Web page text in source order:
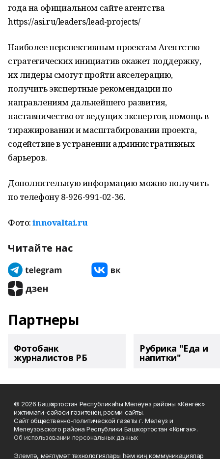
года на официальном сайте агентства
https://asi.ru/leaders/lead-projects/
Наиболее перспективным проектам Агентство
стратегических инициатив окажет поддержку,
их лидеры смогут пройти акселерацию,
получить экспертные рекомендации по
направлениям дальнейшего развития,
наставничество от ведущих экспертов, помощь в
тиражировании и масштабировании проекта,
содействие в устранении административных
барьеров.
Дополнительную информацию можно получить
по телефону 8-926-991-02-36.
Фото:innovaltai.ru
Читайте нас
Партнеры
Фотобанк
журналистов РБ
Рубрика "Еда и
напитки"
© 2026 Башҡортостан Республикаһы Мәләүез районы «Көнгәк»
ижтимағи-сәйәси гәзитенең рәсми сайты.
Сайт общественно-политической газеты г. Мелеуз и
Мелеузовского района Республики Башкортостан «Конгэк».
Об использовании персональных данных
Элемтә, мәғлүмәт технологиялары һәм киң коммуникациялар